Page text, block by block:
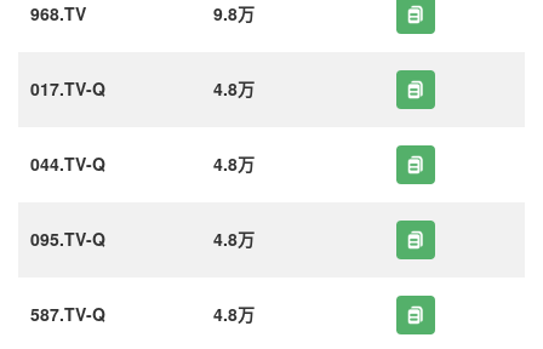
968.TV 9.8万
017.TV-Q 4.8万
044.TV-Q 4.8万
095.TV-Q 4.8万
587.TV-Q 4.8万